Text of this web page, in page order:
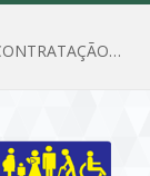
Dispensa de Licitação Nº 7/2026-300404-I (CONTRATAÇÃO DE EMPRESA PARA MANUTENÇÃO E REPARAÇÃO DE APARELHOS DE AR CONDICIONADO, EM ATENDIMENTO ÀS NECESSIDADES DO INSTITUTO DE PREVIDÊNCIA MUNICIPAL DE PORTEL/PA)